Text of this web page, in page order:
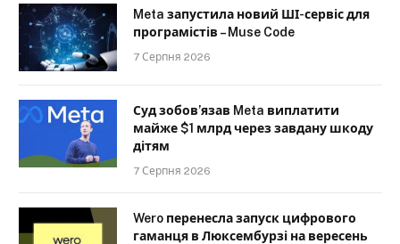
Meta запустила новий ШІ-сервіс для
програмістів – Muse Code
7 Серпня 2026
Суд зобов’язав Meta виплатити
майже $1 млрд через завдану шкоду
дітям
7 Серпня 2026
Wero перенесла запуск цифрового
гаманця в Люксембурзі на вересень